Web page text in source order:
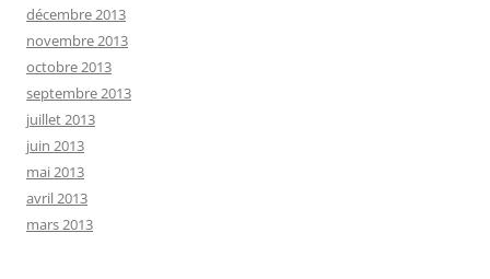
décembre 2013
novembre 2013
octobre 2013
septembre 2013
juillet 2013
juin 2013
mai 2013
avril 2013
mars 2013